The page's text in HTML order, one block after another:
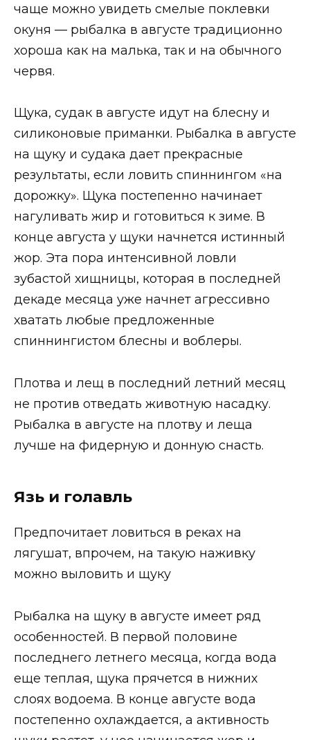
чаще можно увидеть смелые поклевки
окуня — рыбалка в августе традиционно
хороша как на малька, так и на обычного
червя.
Щука, судак в августе идут на блесну и
силиконовые приманки. Рыбалка в августе
на щуку и судака дает прекрасные
результаты, если ловить спиннингом «на
дорожку». Щука постепенно начинает
нагуливать жир и готовиться к зиме. В
конце августа у щуки начнется истинный
жор. Эта пора интенсивной ловли
зубастой хищницы, которая в последней
декаде месяца уже начнет агрессивно
хватать любые предложенные
спиннингистом блесны и воблеры.
Плотва и лещ в последний летний месяц
не против отведать животную насадку.
Рыбалка в августе на плотву и леща
лучше на фидерную и донную снасть.
Язь и голавль
Предпочитает ловиться в реках на
лягушат, впрочем, на такую наживку
можно выловить и щуку
Рыбалка на щуку в августе имеет ряд
особенностей. В первой половине
последнего летнего месяца, когда вода
еще теплая, щука прячется в нижних
слоях водоема. В конце августе вода
постепенно охлаждается, а активность